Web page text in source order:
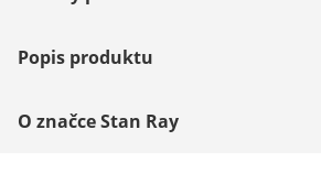
Popis produktu
O značce Stan Ray